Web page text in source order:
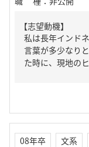
【志望動機】
私は長年インド
言葉が多少なり
た時に、現地の
08年卒 文系